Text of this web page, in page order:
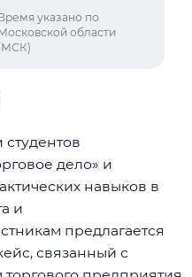
дело» и
навыков в
и
предлагается
связанный с
указано по
области